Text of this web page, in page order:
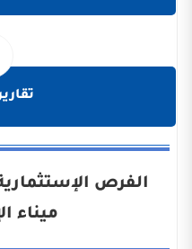
الفرص
ميناء